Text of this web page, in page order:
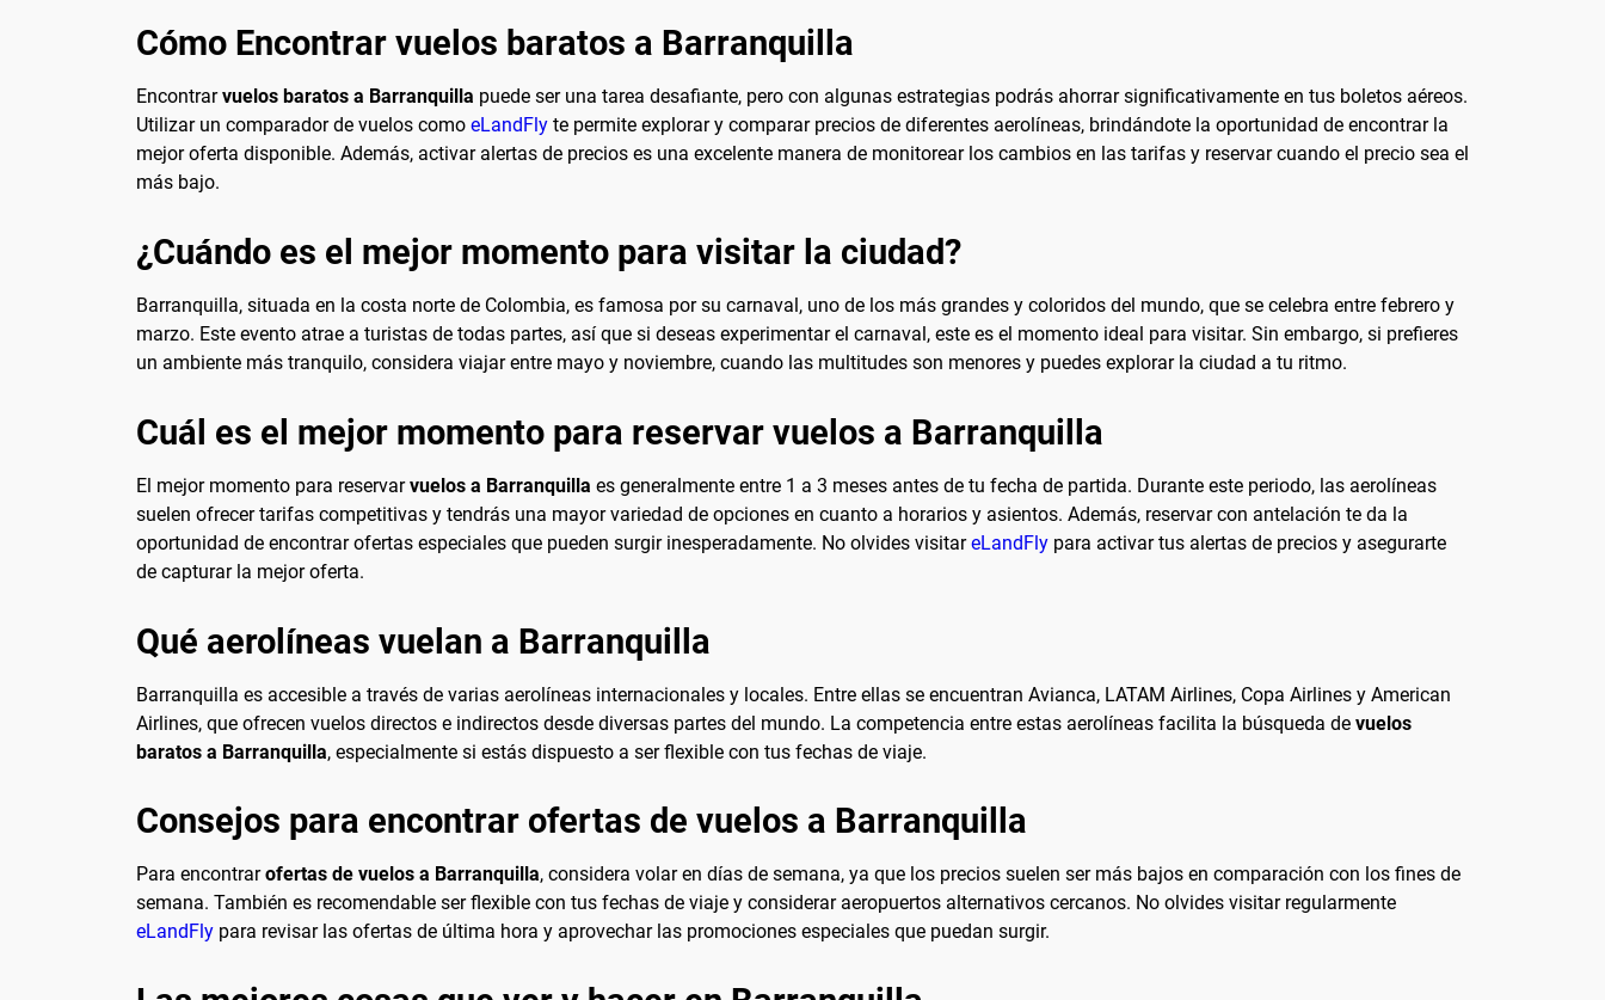
Cómo Encontrar vuelos baratos a Barranquilla
Encontrarvuelos baratos a Barranquilla puede ser una tarea desafiante, pero con algunas estrategias podrás ahorrar significativamente en tus boletos aéreos.
Utilizar un comparador de vuelos como eLandFly te permite explorar y comparar precios de diferentes aerolíneas, brindándote la oportunidad de encontrar la
mejor oferta disponible. Además, activar alertas de precios es una excelente manera de monitorear los cambios en las tarifas y reservar cuando el precio sea el
más bajo.
¿Cuándo es el mejor momento para visitar la ciudad?
Barranquilla, situada en la costa norte de Colombia, es famosa por su carnaval, uno de los más grandes y coloridos del mundo, que se celebra entre febrero y
marzo. Este evento atrae a turistas de todas partes, así que si deseas experimentar el carnaval, este es el momento ideal para visitar. Sin embargo, si prefieres
un ambiente más tranquilo, considera viajar entre mayo y noviembre, cuando las multitudes son menores y puedes explorar la ciudad a tu ritmo.
Cuál es el mejor momento para reservar vuelos a Barranquilla
El mejor momento para reservarvuelos a Barranquilla es generalmente entre 1 a 3 meses antes de tu fecha de partida. Durante este periodo, las aerolíneas
suelen ofrecer tarifas competitivas y tendrás una mayor variedad de opciones en cuanto a horarios y asientos. Además, reservar con antelación te da la
oportunidad de encontrar ofertas especiales que pueden surgir inesperadamente. No olvides visitareLandFly para activar tus alertas de precios y asegurarte
de capturar la mejor oferta.
Qué aerolíneas vuelan a Barranquilla
Barranquilla es accesible a través de varias aerolíneas internacionales y locales. Entre ellas se encuentran Avianca, LATAM Airlines, Copa Airlines y American
Airlines, que ofrecen vuelos directos e indirectos desde diversas partes del mundo. La competencia entre estas aerolíneas facilita la búsqueda de vuelos
baratos a Barranquilla, especialmente si estás dispuesto a ser flexible con tus fechas de viaje.
Consejos para encontrar ofertas de vuelos a Barranquilla
Para encontrarofertas de vuelos a Barranquilla, considera volar en días de semana, ya que los precios suelen ser más bajos en comparación con los fines de
semana. También es recomendable ser flexible con tus fechas de viaje y considerar aeropuertos alternativos cercanos. No olvides visitar regularmente
eLandFly para revisar las ofertas de última hora y aprovechar las promociones especiales que puedan surgir.